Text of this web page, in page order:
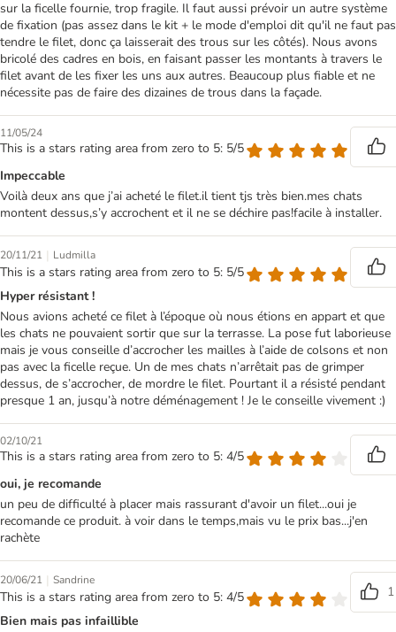
sur la ficelle fournie, trop fragile. Il faut aussi prévoir un autre système
de fixation (pas assez dans le kit + le mode d'emploi dit qu'il ne faut pas
tendre le filet, donc ça laisserait des trous sur les côtés). Nous avons
bricolé des cadres en bois, en faisant passer les montants à travers le
filet avant de les fixer les uns aux autres. Beaucoup plus fiable et ne
nécessite pas de faire des dizaines de trous dans la façade.
11/05/24
This is a stars rating area from zero to 5: 5/5
Impeccable
Voilà deux ans que j’ai acheté le filet.il tient tjs très bien.mes chats
montent dessus,s’y accrochent et il ne se déchire pas!facile à installer.
20/11/21 | Ludmilla
This is a stars rating area from zero to 5: 5/5
Hyper résistant !
Nous avions acheté ce filet à l’époque où nous étions en appart et que
les chats ne pouvaient sortir que sur la terrasse. La pose fut laborieuse
mais je vous conseille d’accrocher les mailles à l’aide de colsons et non
pas avec la ficelle reçue. Un de mes chats n’arrêtait pas de grimper
dessus, de s’accrocher, de mordre le filet. Pourtant il a résisté pendant
presque 1 an, jusqu’à notre déménagement ! Je le conseille vivement :)
02/10/21
This is a stars rating area from zero to 5: 4/5
oui, je recomande
un peu de difficulté à placer mais rassurant d'avoir un filet...oui je
recomande ce produit. à voir dans le temps,mais vu le prix bas...j'en
rachète
20/06/21 | Sandrine
This is a stars rating area from zero to 5: 4/5
1
Bien mais pas infaillible